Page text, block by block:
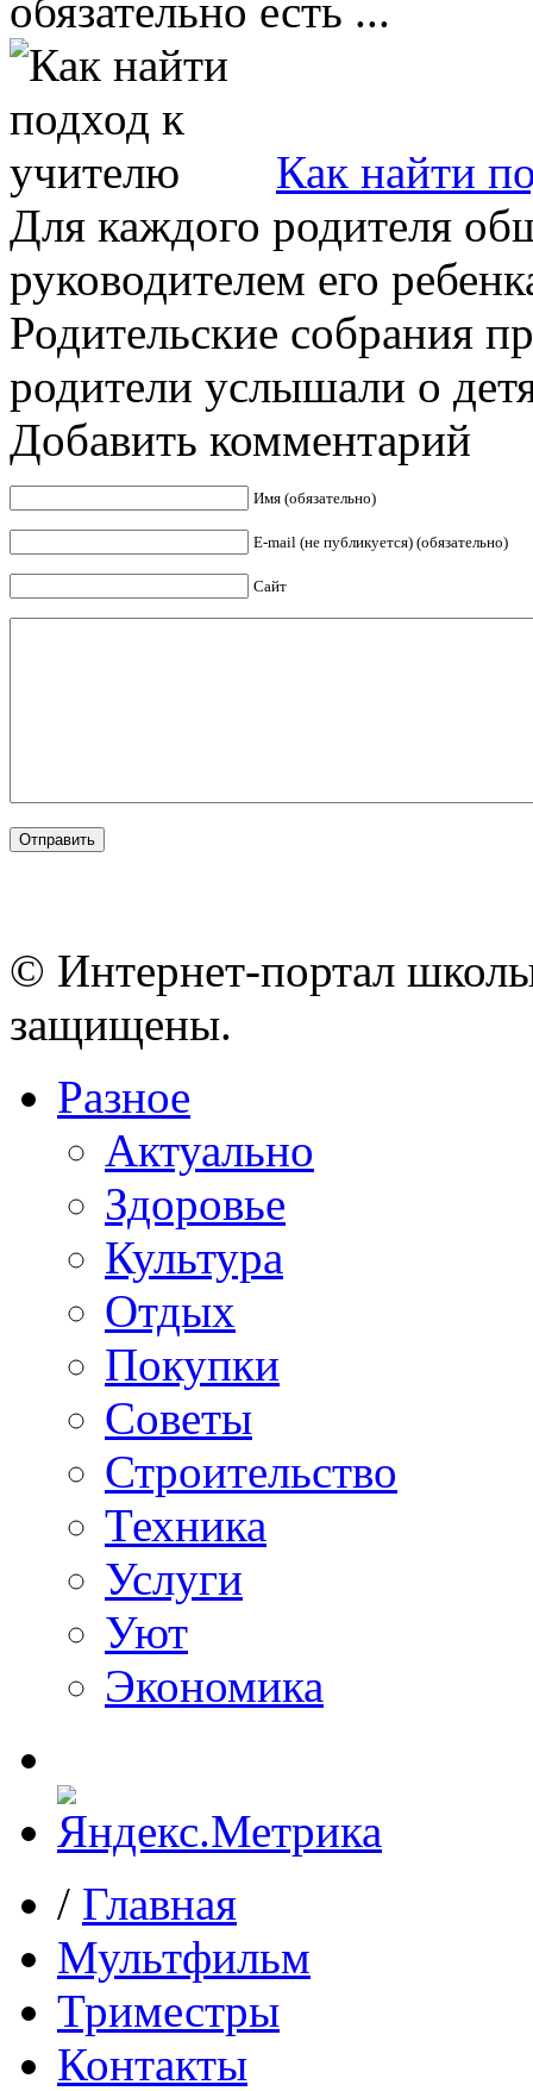
обязательно есть ...
Как найти
Для каждого родителя
руководителем его
Родительские собрания
родители услышали о
Добавить комментарий
Имя (обязательно)
E-mail (не публикуется) (обязательно)
Сайт
© Интернет-портал
защищены.
Разное
Актуально
Здоровье
Культура
Отдых
Покупки
Советы
Строительство
Техника
Услуги
Уют
Экономика
/ Главная
Мультфильм
Триместры
Контакты